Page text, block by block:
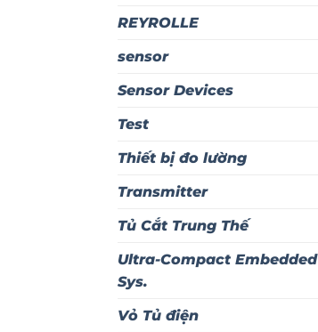
REYROLLE
sensor
Sensor Devices
Test
Thiết bị đo lường
Transmitter
Tủ Cắt Trung Thế
Ultra-Compact Embedded
Sys.
Vỏ Tủ điện